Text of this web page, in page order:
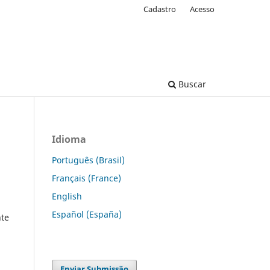
Buscar
Cadastro Acesso
Idioma
Português (Brasil)
Français (France)
English
Español (España)